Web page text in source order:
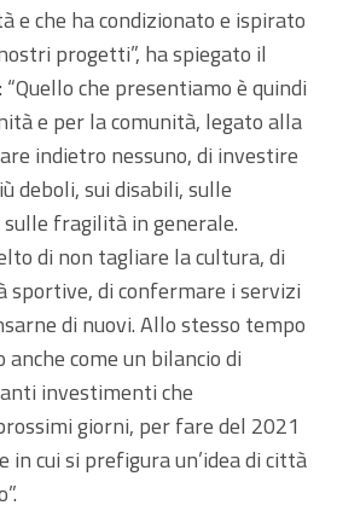
e che ha condizionato e ispirato
progetti”, ha spiegato il
“Quello che presentiamo è quindi
e per la comunità, legato alla
indietro nessuno, di investire
deboli, sui disabili, sulle
fragilità in generale.
di non tagliare la cultura, di
sportive, di confermare i servizi
di nuovi. Allo stesso tempo
come un bilancio di
investimenti che
giorni, per fare del 2021
in cui si prefigura un’idea di città